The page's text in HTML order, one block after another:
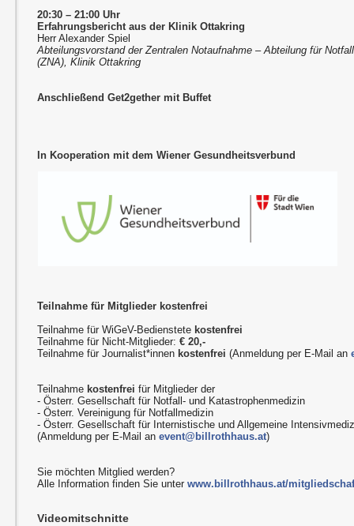
20:30 – 21:00 Uhr
Erfahrungsbericht aus der Klinik Ottakring
Herr Alexander Spiel
Abteilungsvorstand der Zentralen Notaufnahme – Abteilung für
(ZNA), Klinik Ottakring
Anschließend Get2gether mit Buffet
In Kooperation mit dem Wiener Gesundheitsverbund
Teilnahme für Mitglieder kostenfrei
Teilnahme für WiGeV-Bedienstete kostenfrei
Teilnahme für Nicht-Mitglieder: € 20,-
Teilnahme für Journalist*innen kostenfrei (Anmeldung per E-Mail an
Teilnahme kostenfrei für Mitglieder der
- Österr. Gesellschaft für Notfall- und Katastrophenmedizin
- Österr. Vereinigung für Notfallmedizin
- Österr. Gesellschaft für Internistische und Allgemeine
(Anmeldung per E-Mail anevent@billrothhaus.at)
Sie möchten Mitglied werden?
Alle Information finden Sie unterwww.billrothhaus.at/
Videomitschnitte